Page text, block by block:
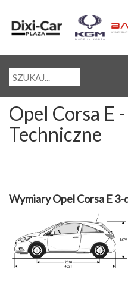
Opel Corsa E
Techniczne
Wymiary Opel Corsa E 3-